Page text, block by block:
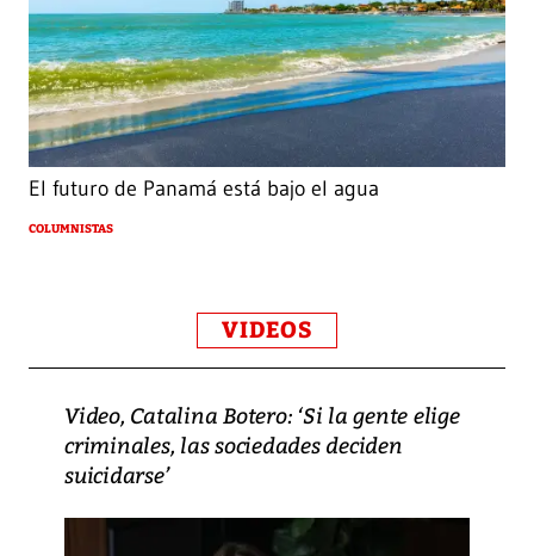
El futuro de Panamá está bajo el agua
COLUMNISTAS
VIDEOS
Video, Catalina Botero: ‘Si la gente elige
criminales, las sociedades deciden
suicidarse’